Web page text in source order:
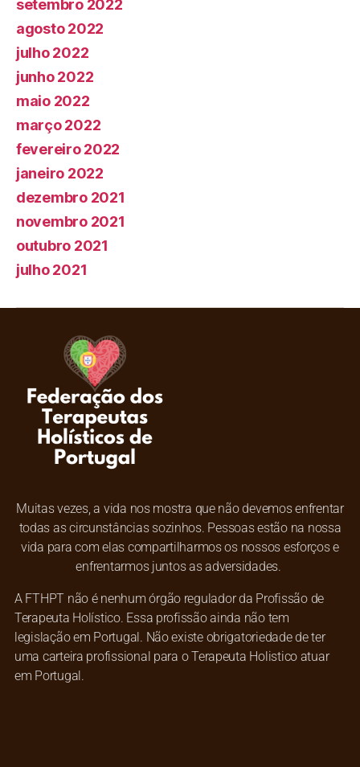
setembro 2022
agosto 2022
julho 2022
junho 2022
maio 2022
março 2022
fevereiro 2022
janeiro 2022
dezembro 2021
novembro 2021
outubro 2021
julho 2021
Muitas vezes, a vida nos mostra que não devemos enfrentar
todas as circunstâncias sozinhos. Pessoas estão na nossa
vida para com elas compartilharmos os nossos esforços e
enfrentarmos juntos as adversidades.
A FTHPT não é nenhum órgão regulador da Profissão de
Terapeuta Holístico. Essa profissão ainda não tem
legislação em Portugal. Não existe obrigatoriedade de ter
uma carteira profissional para o Terapeuta Holistico atuar
em Portugal.